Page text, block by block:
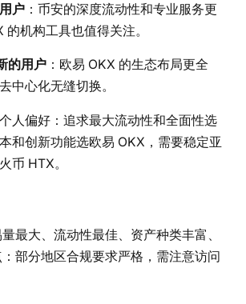
户 ：币安的深度流动性和专业服务更
机构工具也值得关注。
的用户 ：欧易 OKX 的生态布局更全
中心化无缝切换。
人偏好：追求最大流动性和全面性选
和创新功能选欧易 OKX，需要稳定亚
币 HTX。
最大、流动性最佳、资产种类丰富、
部分地区合规要求严格，需注意访问